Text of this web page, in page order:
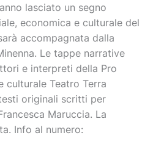
lasciato un segno
economica e culturale del
accompagnata dalla
Le tappe narrative
e interpreti della Pro
culturale Teatro Terra
originali scritti per
Maruccia. La
Info al numero: